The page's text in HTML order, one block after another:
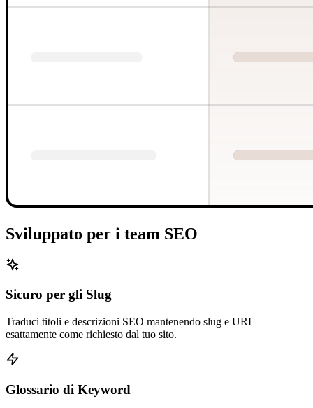
Sviluppato per i team SEO
Sicuro per gli Slug
Traduci titoli e descrizioni SEO mantenendo slug e URL
esattamente come richiesto dal tuo sito.
Glossario di Keyword